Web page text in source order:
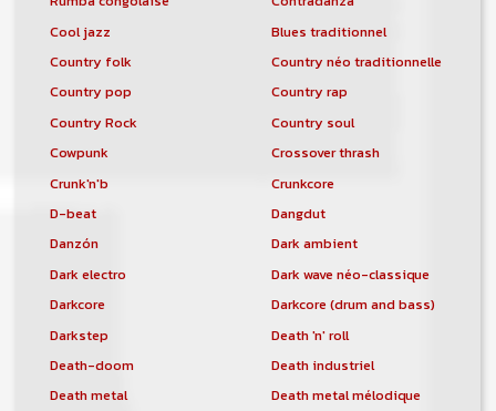
Cool jazz
Blues traditionnel
Country folk
Country néo traditionnelle
Country pop
Country rap
Country Rock
Country soul
Cowpunk
Crossover thrash
Crunk'n'b
Crunkcore
D-beat
Dangdut
Danzón
Dark ambient
Dark electro
Dark wave néo-classique
Darkcore
Darkcore (drum and bass)
Darkstep
Death 'n' roll
Death-doom
Death industriel
Death metal
Death metal mélodique